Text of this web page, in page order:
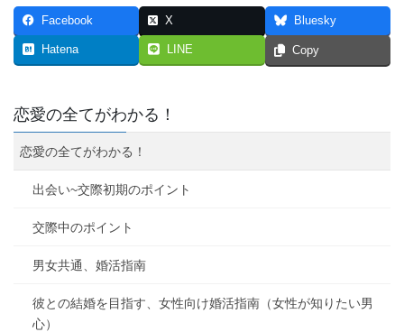
Facebook X Bluesky
Hatena LINE Copy
恋愛の全てがわかる！
恋愛の全てがわかる！
出会い~交際初期のポイント
交際中のポイント
男女共通、婚活指南
彼との結婚を目指す、女性向け婚活指南（女性が知りたい男
心）